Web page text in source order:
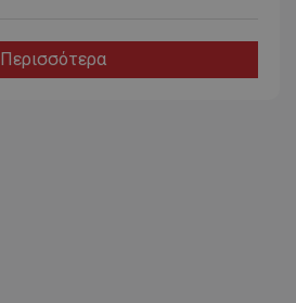
Περισσότερα